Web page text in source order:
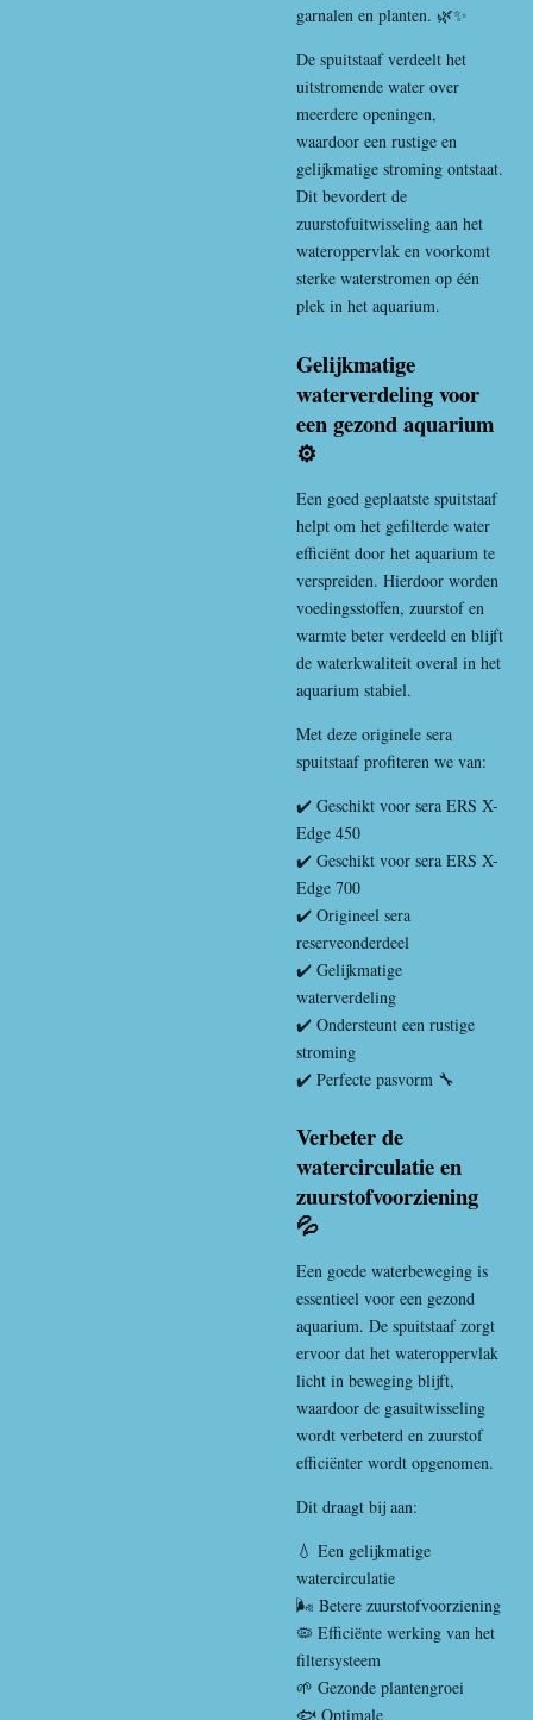
garnalen en planten. 🌿✨
De spuitstaaf verdeelt het
uitstromende water over
meerdere openingen,
waardoor een rustige en
gelijkmatige stroming ontstaat.
Dit bevordert de
zuurstofuitwisseling aan het
wateroppervlak en voorkomt
sterke waterstromen op één
plek in het aquarium.
Gelijkmatige
waterverdeling voor
een gezond aquarium
⚙️
Een goed geplaatste spuitstaaf
helpt om het gefilterde water
efficiënt door het aquarium te
verspreiden. Hierdoor worden
voedingsstoffen, zuurstof en
warmte beter verdeeld en blijft
de waterkwaliteit overal in het
aquarium stabiel.
Met deze originele sera
spuitstaaf profiteren we van:
✔️ Geschikt voor sera ERS X-
Edge 450
✔️ Geschikt voor sera ERS X-
Edge 700
✔️ Origineel sera
reserveonderdeel
✔️ Gelijkmatige
waterverdeling
✔️ Ondersteunt een rustige
stroming
✔️ Perfecte pasvorm 🔧
Verbeter de
watercirculatie en
zuurstofvoorziening
💦
Een goede waterbeweging is
essentieel voor een gezond
aquarium. De spuitstaaf zorgt
ervoor dat het wateroppervlak
licht in beweging blijft,
waardoor de gasuitwisseling
wordt verbeterd en zuurstof
efficiënter wordt opgenomen.
Dit draagt bij aan:
💧 Een gelijkmatige
watercirculatie
🌬️ Betere zuurstofvoorziening
🦠 Efficiënte werking van het
filtersysteem
🌱 Gezonde plantengroei
🐟 Optimale